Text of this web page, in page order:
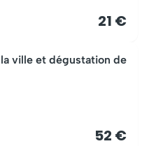
21 €
ville et dégustation de
52 €